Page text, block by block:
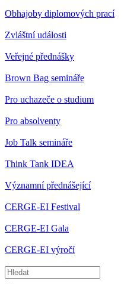
Obhajoby diplomových prací
Zvláštní události
Veřejné přednášky
Brown Bag semináře
Pro uchazeče o studium
Pro absolventy
Job Talk semináře
Think Tank IDEA
Významní přednášející
CERGE-EI Festival
CERGE-EI Gala
CERGE-EI výročí